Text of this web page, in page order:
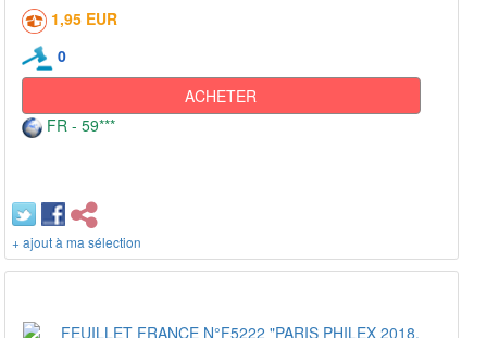
1,95 EUR
0
ACHETER
FR - 59***
+ ajout à ma sélection